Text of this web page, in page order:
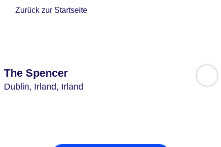
Zurück zur Startseite
The Spencer
Dublin, Irland, Irland